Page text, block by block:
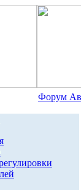
Форум